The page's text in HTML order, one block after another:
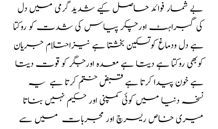
بے شمار فوائد حاصل کیے شدید گرمی میں دل
کی گبراہٹ اورچکر پیاس کی شدت کو روکتا
ہے دل ودماغ‌ کوتسکین بخشتا ہے نیزاحتلام جریان
کوبھی روکتا ہے دیتا ہے معدہ اورجگر کو قوت دیتا
ہے خون پیدا کرتا ہے قبض ختم کرتا ہے یہ
نسخہ دنیا میں کوئی کمپنی اور حکیم نہیں بناتا
میری خاص ریسرچ اور مجربات میں سے